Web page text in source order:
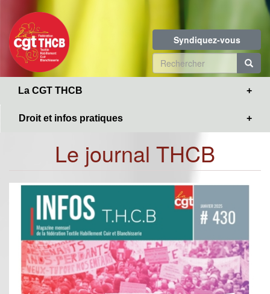
contenu
principal
Syndiquez-vous
Formulaire
de
La CGT THCB
Droit et infos pratiques
Le journal THCB